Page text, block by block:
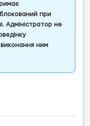
при
Адміністратор не
ним